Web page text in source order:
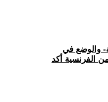
والوضع في
الفرنسية أكد